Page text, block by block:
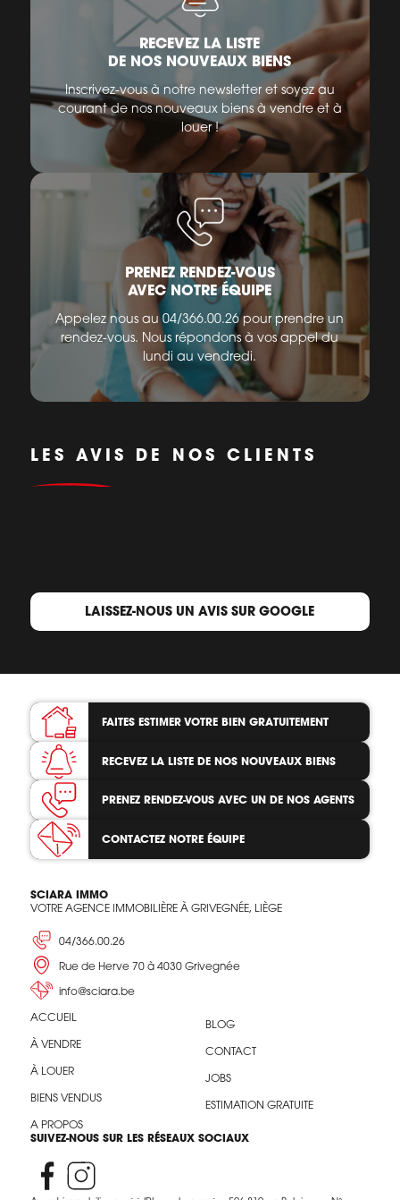
RECEVEZ LA LISTE
DE NOS NOUVEAUX BIENS
Inscrivez-vous à notre newsletter et soyez au
courant de nos nouveaux biens à vendre et à
louer !
PRENEZ RENDEZ-VOUS
AVEC NOTRE ÉQUIPE
Appelez nous au 04/366.00.26 pour prendre un
rendez-vous. Nous répondons à vos appel du
lundi au vendredi.
LES AVIS DE NOS CLIENTS
LAISSEZ-NOUS UN AVIS SUR GOOGLE
FAITES ESTIMER VOTRE BIEN GRATUITEMENT
RECEVEZ LA LISTE DE NOS NOUVEAUX BIENS
PRENEZ RENDEZ-VOUS AVEC UN DE NOS AGENTS
CONTACTEZ NOTRE ÉQUIPE
SCIARA IMMO
VOTRE AGENCE IMMOBILIÈRE À GRIVEGNÉE, LIÈGE
04/366.00.26
Rue de Herve 70 à 4030 Grivegnée
info@sciara.be
ACCUEIL
À VENDRE
À LOUER
BIENS VENDUS
A PROPOS
BLOG
CONTACT
JOBS
ESTIMATION GRATUITE
SUIVEZ-NOUS SUR LES RÉSEAUX SOCIAUX